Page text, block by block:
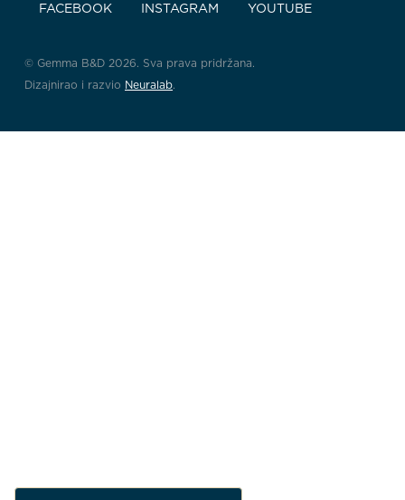
FACEBOOK INSTAGRAM YOUTUBE
© Gemma B&D 2026. Sva prava pridržana.
Dizajnirao i razvio Neuralab.